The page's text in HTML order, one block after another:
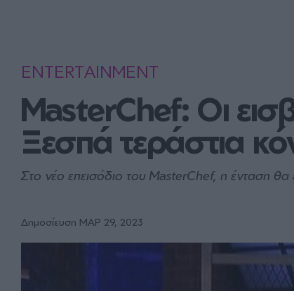
ENTERTAINMENT
MasterChef: Οι
Ξεσπά τεράστια
Στο νέο επεισόδιο του MasterChef, η ένταση θα
Δημοσίευση ΜΑΡ 29, 2023